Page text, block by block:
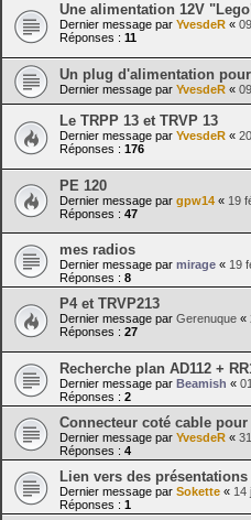
Une alimentation 12V
Dernier message par YvesdeR «
Réponses : 11
Un plug d'alimentation pour
Dernier message par YvesdeR «
Le TRPP 13 et TRVP 13
Dernier message par YvesdeR «
Réponses : 176
PE 120
Dernier message par gpw14 « 19
Réponses : 47
mes radios
Dernier message par mirage « 19
Réponses : 8
P4 et TRVP213
Dernier message par Gerenuque «
Réponses : 27
Recherche plan AD112 +
Dernier message par Beamish «
Réponses : 2
Connecteur coté cable pour
Dernier message par YvesdeR «
Réponses : 4
Lien vers des
Dernier message par Sokette « 14
Réponses : 1